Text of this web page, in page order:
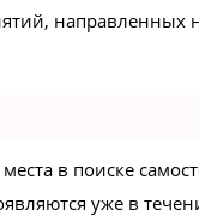
в поиске
уже в